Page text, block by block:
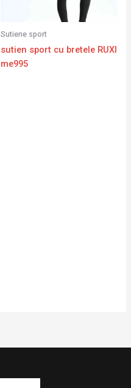
Sutiene sport
sutien sport cu bretele RUXI
me995